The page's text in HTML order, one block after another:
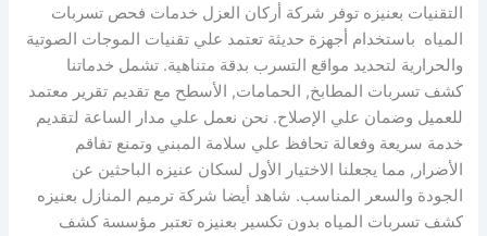
التقنيات بعنيزه توفر شركة أركان العزل خدمات فحص تسربات
المياه باستخدام أجهزة حديثة تعتمد علي تقنيات الموجات الصوتية
والحرارية لتحديد مواقع التسرب بدقة متناهية. تشمل خدماتنا
كشف تسربات المطابخ, الحمامات, الأسطح مع تقديم تقرير معتمد
للعميل وضمان علي الإصلاح. نحن نعمل علي مدار الساعة لتقديم
خدمة سريعة وفعالة تحافظ علي سلامة المبني وتمنع تفاقم
الأضرار, مما يجعلنا الاختيار الأول لسكان عنيزه الباحثين عن
الجودة والسعر المناسب. شاهد أيضا شركة ترميم المنازل بعنيزه
كشف تسربات المياه بدون تكسير بعنيزه تعتبر مؤسسة كشف